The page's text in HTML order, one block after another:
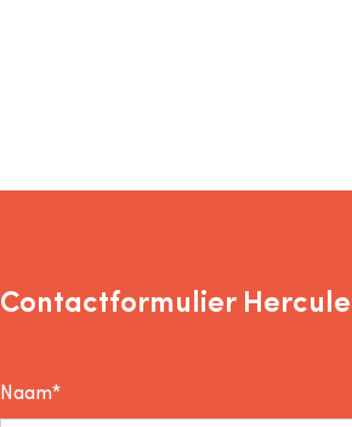
Contactformulier
Naam*